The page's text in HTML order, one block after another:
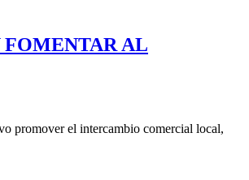
AL
promover el intercambio comercial local,